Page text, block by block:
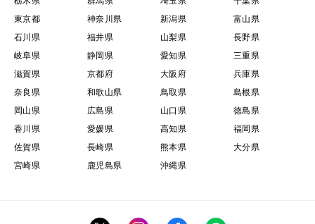
東京都
神奈川県 新潟県
富山県
石川県
福井県 山梨県
長野県
岐阜県
静岡県 愛知県
三重県
滋賀県
京都府 大阪府
兵庫県
奈良県
和歌山県 鳥取県
島根県
岡山県
広島県 山口県
徳島県
香川県
愛媛県 高知県
福岡県
佐賀県
長崎県 熊本県
大分県
宮崎県
鹿児島県 沖縄県